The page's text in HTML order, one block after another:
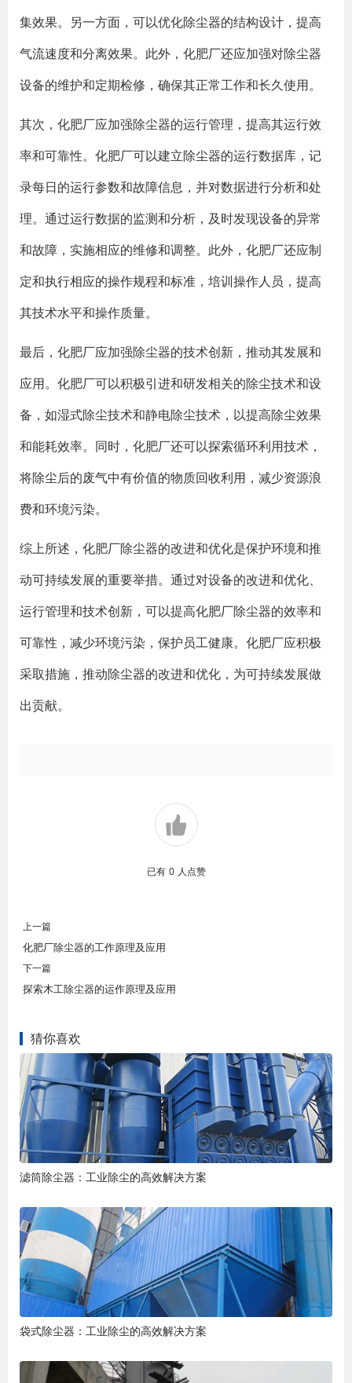
集效果。另一方面，可以优化除尘器的结构设计，提高
气流速度和分离效果。此外，化肥厂还应加强对除尘器
设备的维护和定期检修，确保其正常工作和长久使用。
其次，化肥厂应加强除尘器的运行管理，提高其运行效
率和可靠性。化肥厂可以建立除尘器的运行数据库，记
录每日的运行参数和故障信息，并对数据进行分析和处
理。通过运行数据的监测和分析，及时发现设备的异常
和故障，实施相应的维修和调整。此外，化肥厂还应制
定和执行相应的操作规程和标准，培训操作人员，提高
其技术水平和操作质量。
最后，化肥厂应加强除尘器的技术创新，推动其发展和
应用。化肥厂可以积极引进和研发相关的除尘技术和设
备，如湿式除尘技术和静电除尘技术，以提高除尘效果
和能耗效率。同时，化肥厂还可以探索循环利用技术，
将除尘后的废气中有价值的物质回收利用，减少资源浪
费和环境污染。
综上所述，化肥厂除尘器的改进和优化是保护环境和推
动可持续发展的重要举措。通过对设备的改进和优化、
运行管理和技术创新，可以提高化肥厂除尘器的效率和
可靠性，减少环境污染，保护员工健康。化肥厂应积极
采取措施，推动除尘器的改进和优化，为可持续发展做
出贡献。
已有 0 人点赞
上一篇
化肥厂除尘器的工作原理及应用
下一篇
探索木工除尘器的运作原理及应用
猜你喜欢
滤筒除尘器：工业除尘的高效解决方案
袋式除尘器：工业除尘的高效解决方案